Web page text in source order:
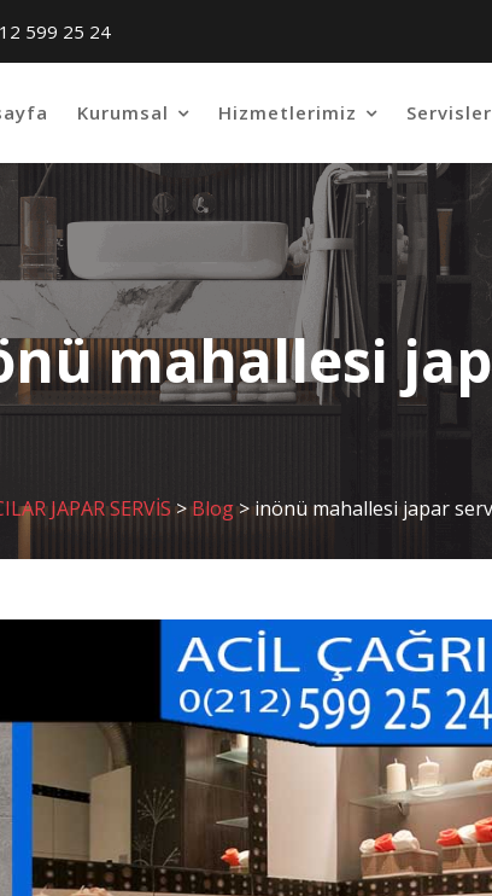
599 25 24
Kurumsal Hizmetlerimiz
mahallesi
JAPAR SERVİS>Blog>inönü mahallesi japar